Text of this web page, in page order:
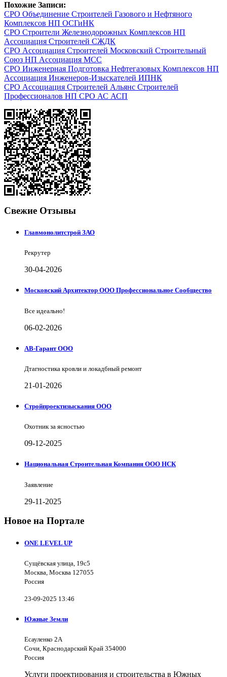
Похожие Записи:
СРО Объединение Строителей Газового и Нефтяного
Комплексов НП ОСГиНК
СРО Строители Железнодорожных Комплексов НП
Ассоциация Строителей СЖДК
СРО Ассоциация Строителей Московский Строительный
Союз НП Ассоциация МСС
СРО Инженерная Подготовка Нефтегазовых Комплексов НП
Ассоциация Инженеров-Изыскателей ИПНК
СРО Ассоциация Строителей Альянс Строителей
Профессионалов НП СРО АС АСП
Свежие Отзывы
Главмонолитстрой ЗАО
Рекрутер
30-04-2026
Московский Архитектор ООО Профессиональное Сообщество
Все идеально!
06-02-2026
АВ-Гарант ООО
Дтагностика кровли и локадбный ремонт
21-01-2026
Стройпроектизыскания ООО
Охотник за ясностью
09-12-2025
Национальная Строительная Компания ООО НСК
Заявление
29-11-2025
Новое на Портале
ONE LEVEL UP
Сущёвская улица, 19с5
Москва, Москва 127055
Россия
23-09-2025 13:46
Южные Земли
Есауленко 2А
Сочи, Краснодарский Край 354000
Россия
Услуги проектирования и строительства в Южных